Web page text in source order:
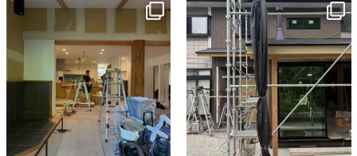
tomohouseinc
tomohouseinc
6月 3